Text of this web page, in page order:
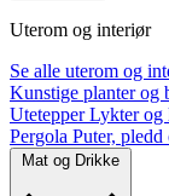
Uterom og interiør
Se alle uterom og
Kunstige planter og
UtetepperLykter og
Pergola Puter, pledd